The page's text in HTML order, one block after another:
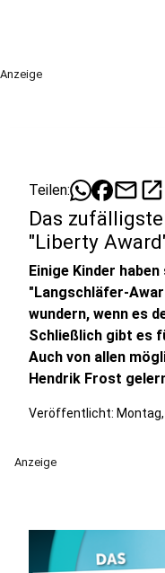
Anzeige
Teilen: mailopen_in_new
Das
"Liberty
Einige Kinder
"Langschläfer-
wundern, wenn es
Schließlich gibt es
Auch von allen
Hendrik Frost
Veröffentlicht:
Anzeige